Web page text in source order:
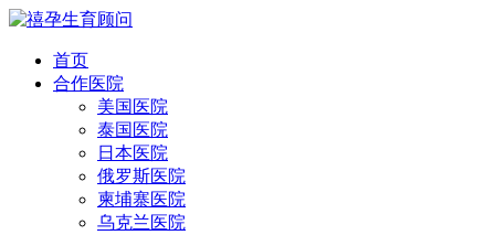
首页
合作医院
美国医院
泰国医院
日本医院
俄罗斯医院
柬埔寨医院
乌克兰医院